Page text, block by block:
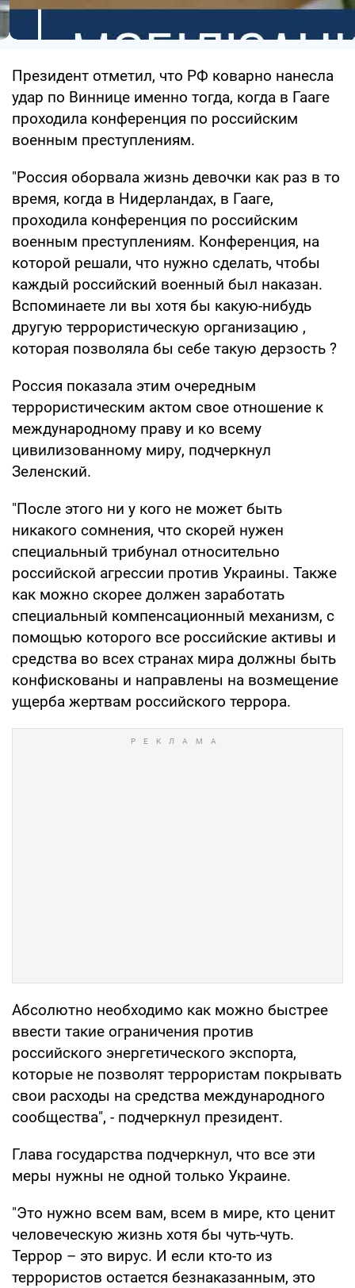
Президент отметил, что РФ коварно нанесла
удар по Виннице именно тогда, когда в Гааге
проходила конференция по российским
военным преступлениям.
"Россия оборвала жизнь девочки как раз в то
время, когда в Нидерландах, в Гааге,
проходила конференция по российским
военным преступлениям. Конференция, на
которой решали, что нужно сделать, чтобы
каждый российский военный был наказан.
Вспоминаете ли вы хотя бы какую-нибудь
другую террористическую организацию ,
которая позволяла бы себе такую дерзость ?
Россия показала этим очередным
террористическим актом свое отношение к
международному праву и ко всему
цивилизованному миру, подчеркнул
Зеленский.
"После этого ни у кого не может быть
никакого сомнения, что скорей нужен
специальный трибунал относительно
российской агрессии против Украины. Также
как можно скорее должен заработать
специальный компенсационный механизм, с
помощью которого все российские активы и
средства во всех странах мира должны быть
конфискованы и направлены на возмещение
ущерба жертвам российского террора.
Абсолютно необходимо как можно быстрее
ввести такие ограничения против
российского энергетического экспорта,
которые не позволят террористам покрывать
свои расходы на средства международного
сообщества", - подчеркнул президент.
Глава государства подчеркнул, что все эти
меры нужны не одной только Украине.
"Это нужно всем вам, всем в мире, кто ценит
человеческую жизнь хотя бы чуть-чуть.
Террор – это вирус. И если кто-то из
террористов остается безнаказанным, это